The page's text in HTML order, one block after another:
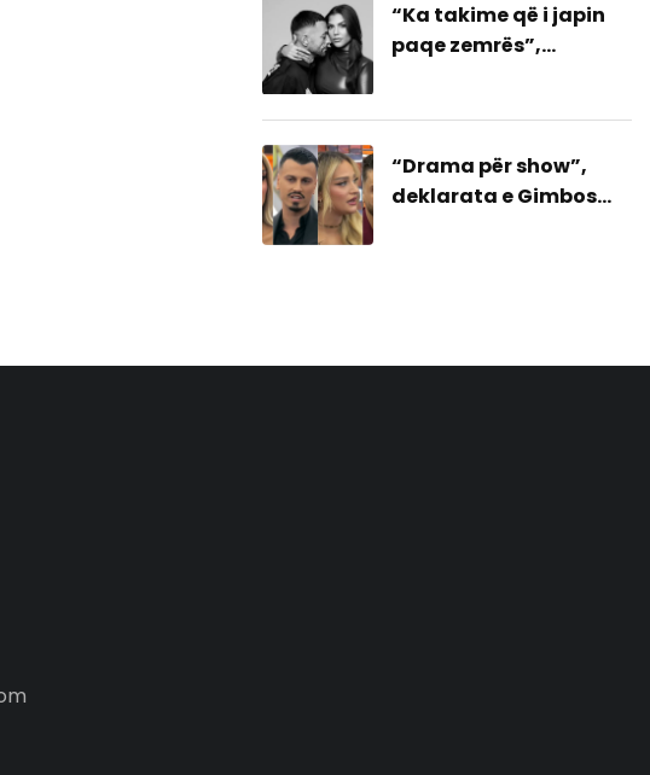
“Ka takime që i japin
paqe zemrës”,
“Drama për show”,
deklarata e Gimbos